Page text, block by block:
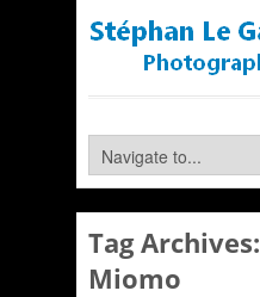
Tag Archives:
Miomo